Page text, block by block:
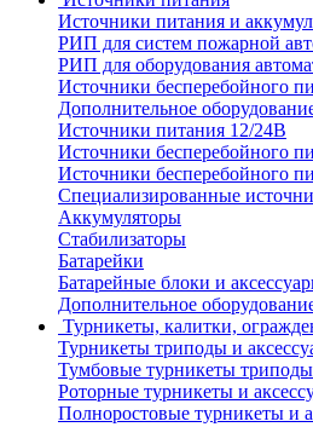
Источники питания и
РИП для систем пожарной
РИП для оборудования
Источники бесперебойного
Дополнительное
Источники питания 12/24В
Источники бесперебойного
Источники бесперебойного
Специализированные
Аккумуляторы
Стабилизаторы
Батарейки
Батарейные блоки и
Дополнительное
Турникеты, калитки,
Турникеты триподы и
Тумбовые турникеты триподы
Роторные турникеты и
Полноростовые турникеты и